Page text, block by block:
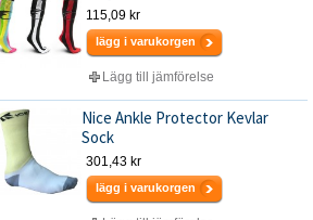
115,09 kr
lägg i varukorgen
Lägg till jämförelse
Nice Ankle Protector Kevlar
Sock
301,43 kr
lägg i varukorgen